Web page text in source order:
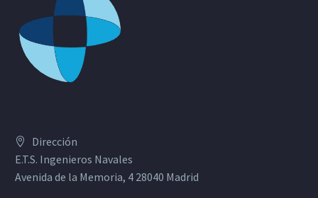
Dirección
E.T.S. Ingenieros Navales
Avenida de la Memoria, 4 28040 Madrid